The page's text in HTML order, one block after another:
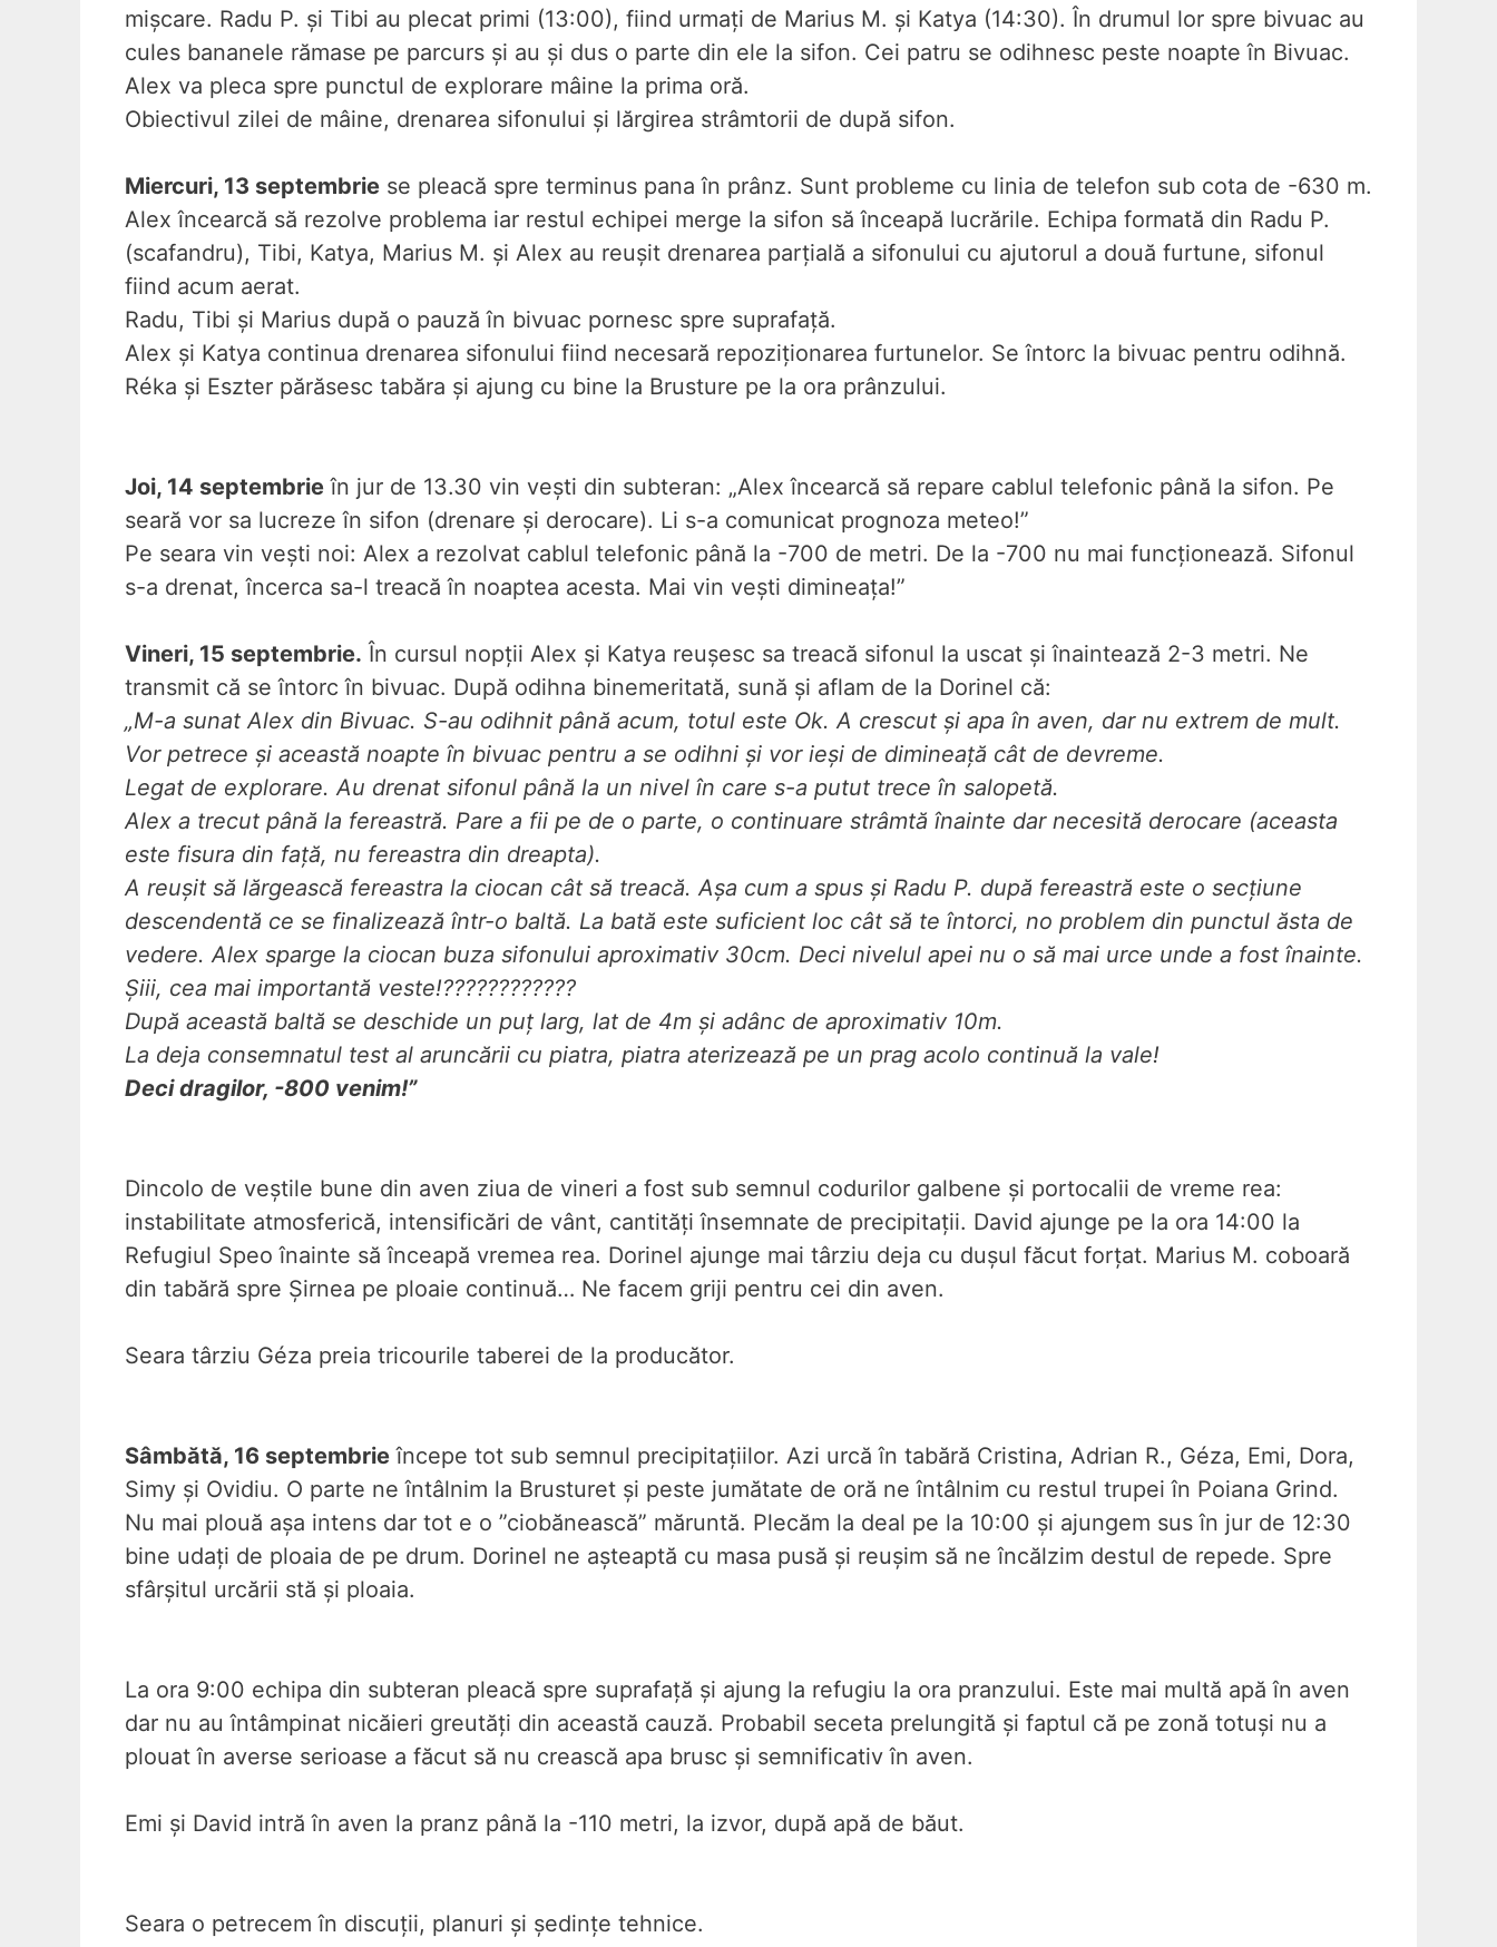
mișcare. Radu P. și Tibi au plecat primi (13:00), fiind urmați de Marius M. și Katya (14:30). În drumul lor spre bivuac au
cules bananele rămase pe parcurs și au și dus o parte din ele la sifon. Cei patru se odihnesc peste noapte în Bivuac.
Alex va pleca spre punctul de explorare mâine la prima oră.
Obiectivul zilei de mâine, drenarea sifonului și lărgirea strâmtorii de după sifon.
Miercuri, 13 septembrie se pleacă spre terminus pana în prânz. Sunt probleme cu linia de telefon sub cota de -630 m.
Alex încearcă să rezolve problema iar restul echipei merge la sifon să înceapă lucrările. Echipa formată din Radu P.
(scafandru), Tibi, Katya, Marius M. și Alex au reușit drenarea parțială a sifonului cu ajutorul a două furtune, sifonul
fiind acum aerat.
Radu, Tibi și Marius după o pauză în bivuac pornesc spre suprafață.
Alex și Katya continua drenarea sifonului fiind necesară repoziționarea furtunelor. Se întorc la bivuac pentru odihnă.
Réka și Eszter părăsesc tabăra și ajung cu bine la Brusture pe la ora prânzului.
Joi, 14 septembrie în jur de 13.30 vin vești din subteran: „Alex încearcă să repare cablul telefonic până la sifon. Pe
seară vor sa lucreze în sifon (drenare și derocare). Li s-a comunicat prognoza meteo!”
Pe seara vin vești noi: Alex a rezolvat cablul telefonic până la -700 de metri. De la -700 nu mai funcționează. Sifonul
s-a drenat, încerca sa-l treacă în noaptea acesta. Mai vin vești dimineața!”
Vineri, 15 septembrie. În cursul nopții Alex și Katya reușesc sa treacă sifonul la uscat și înaintează 2-3 metri. Ne
transmit că se întorc în bivuac. După odihna binemeritată, sună și aflam de la Dorinel că:
„M-a sunat Alex din Bivuac. S-au odihnit până acum, totul este Ok. A crescut și apa în aven, dar nu extrem de mult.
Vor petrece și această noapte în bivuac pentru a se odihni și vor ieși de dimineață cât de devreme.
Legat de explorare. Au drenat sifonul până la un nivel în care s-a putut trece în salopetă.
Alex a trecut până la fereastră. Pare a fii pe de o parte, o continuare strâmtă înainte dar necesită derocare (aceasta
este fisura din față, nu fereastra din dreapta).
A reușit să lărgească fereastra la ciocan cât să treacă. Așa cum a spus și Radu P. după fereastră este o secțiune
descendentă ce se finalizează într-o baltă. La bată este suficient loc cât să te întorci, no problem din punctul ăsta de
vedere. Alex sparge la ciocan buza sifonului aproximativ 30cm. Deci nivelul apei nu o să mai urce unde a fost înainte.
Șiii, cea mai importantă veste!????????????
După această baltă se deschide un puț larg, lat de 4m și adânc de aproximativ 10m.
La deja consemnatul test al aruncării cu piatra, piatra aterizează pe un prag acolo continuă la vale!
Deci dragilor, -800 venim!”
Dincolo de veștile bune din aven ziua de vineri a fost sub semnul codurilor galbene și portocalii de vreme rea:
instabilitate atmosferică, intensificări de vânt, cantități însemnate de precipitații. David ajunge pe la ora 14:00 la
Refugiul Speo înainte să înceapă vremea rea. Dorinel ajunge mai târziu deja cu dușul făcut forțat. Marius M. coboară
din tabără spre Șirnea pe ploaie continuă… Ne facem griji pentru cei din aven.
Seara târziu Géza preia tricourile taberei de la producător.
Sâmbătă, 16 septembrie începe tot sub semnul precipitațiilor. Azi urcă în tabără Cristina, Adrian R., Géza, Emi, Dora,
Simy și Ovidiu. O parte ne întâlnim la Brusturet și peste jumătate de oră ne întâlnim cu restul trupei în Poiana Grind.
Nu mai plouă așa intens dar tot e o ”ciobănească” măruntă. Plecăm la deal pe la 10:00 și ajungem sus în jur de 12:30
bine udați de ploaia de pe drum. Dorinel ne așteaptă cu masa pusă și reușim să ne încălzim destul de repede. Spre
sfârșitul urcării stă și ploaia.
La ora 9:00 echipa din subteran pleacă spre suprafață și ajung la refugiu la ora pranzului. Este mai multă apă în aven
dar nu au întâmpinat nicăieri greutăți din această cauză. Probabil seceta prelungită și faptul că pe zonă totuși nu a
plouat în averse serioase a făcut să nu crească apa brusc și semnificativ în aven.
Emi și David intră în aven la pranz până la -110 metri, la izvor, după apă de băut.
Seara o petrecem în discuții, planuri și ședințe tehnice.